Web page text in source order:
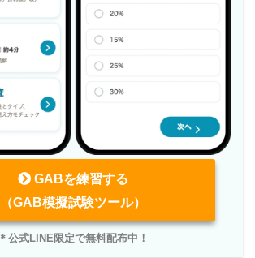
GABを練習する
（GAB模擬試験ツール）
＊公式LINE限定で無料配布中！